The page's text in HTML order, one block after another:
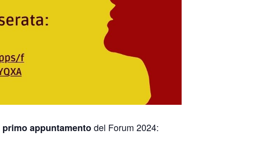
primo appuntamentodel Forum 2024: